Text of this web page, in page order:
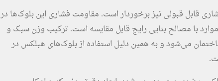
قابل قبولی نیز برخوردار است. مقاومت فشاری این بلوک‌ها در
با مصالح بنایی رایج قابل مقایسه است. ترکیب وزن سبک و
می‌شود و به همین دلیل استفاده از بلوک‌های هبلکس در